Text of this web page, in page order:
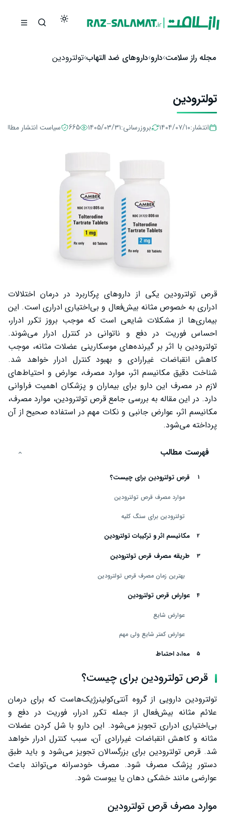
مجله راز سلامت دارو داروهای ضد التهاب تولترودین
تولترودین
انتشار:۱۴۰۴/۰۷/۱۰ بروزرسانی:۱۴۰۵/۰۳/۳۱ 665 سیاست انتشار مطالب
قرص تولترودین یکی از داروهای پرکاربرد در درمان اختلالات
ادراری به خصوص مثانه بیش‌فعال و بی‌اختیاری ادراری است. این
بیماری‌ها از مشکلات شایعی است که موجب بروز تکرر ادرار،
احساس فوریت در دفع و ناتوانی در کنترل ادرار می‌شوند.
تولترودین با اثر بر گیرنده‌های موسکارینی عضلات مثانه، موجب
کاهش انقباضات غیرارادی و بهبود کنترل ادرار خواهد شد.
شناخت دقیق مکانیسم اثر، موارد مصرف، عوارض و احتیاط‌های
لازم در مصرف این دارو برای بیماران و پزشکان اهمیت فراوانی
دارد. در این مقاله به بررسی جامع قرص تولترودین، موارد مصرف،
مکانیسم اثر، عوارض جانبی و نکات مهم در استفاده صحیح از آن
پرداخته می‌شود.
فهرست مطالب
قرص تولترودین برای چیست؟
موارد مصرف قرص تولترودین
تولترودین برای سنگ کلیه
مکانیسم اثر و ترکیبات تولترودین
طریقه مصرف قرص تولترودین
بهترین زمان مصرف قرص تولترودین
عوارض قرص تولترودین
عوارض شایع
عوارض کمتر شایع ولی مهم
موارد احتیاط
قرص تولترودین در بارداری
مصرف تولترودین در کودکان
درمان بی‌اختیاری ادرار با قرص تولترودین
مضرات قرص تولترودین
جایگزین قرص تولترودین
تداخل دارویی
قرص تولترودین برای چیست؟
تولترودین دارویی از گروه آنتی‌کولینرژیک‌هاست که برای درمان
علائم مثانه بیش‌فعال از جمله تکرر ادرار، فوریت در دفع و
بی‌اختیاری ادراری تجویز می‌شود. این دارو با شل کردن عضلات
مثانه و کاهش انقباضات غیرارادی آن، سبب کنترل ادرار خواهد
شد. قرص تولترودین برای بزرگسالان تجویز می‌شود و باید طبق
دستور پزشک مصرف شود. مصرف خودسرانه می‌تواند باعث
عوارضی مانند خشکی دهان یا یبوست شود.
موارد مصرف قرص تولترودین